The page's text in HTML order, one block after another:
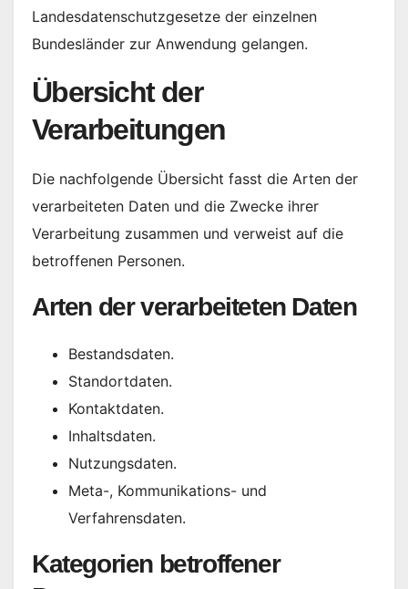
Landesdatenschutzgesetze der einzelnen
Bundesländer zur Anwendung gelangen.
Übersicht der
Verarbeitungen
Die nachfolgende Übersicht fasst die Arten der
verarbeiteten Daten und die Zwecke ihrer
Verarbeitung zusammen und verweist auf die
betroffenen Personen.
Arten der verarbeiteten Daten
Bestandsdaten.
Standortdaten.
Kontaktdaten.
Inhaltsdaten.
Nutzungsdaten.
Meta-, Kommunikations- und
Verfahrensdaten.
Kategorien betroffener